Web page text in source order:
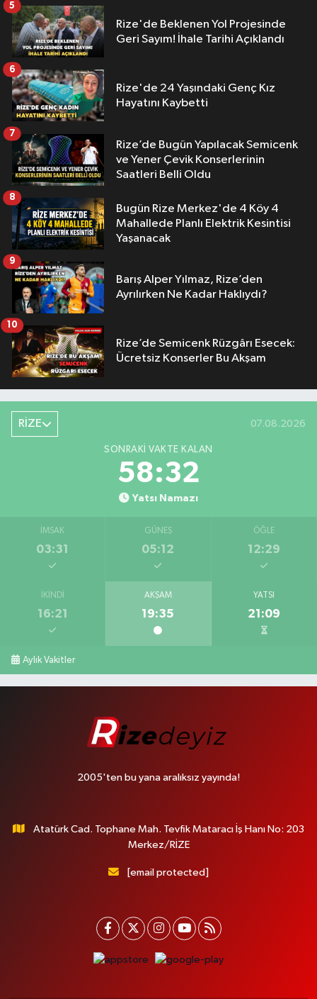
Rize'de Beklenen Yol Projesinde
Geri Sayım! İhale Tarihi Açıklandı
5
Rize'de 24 Yaşındaki Genç Kız
Hayatını Kaybetti
6
Rize’de Bugün Yapılacak Semicenk
ve Yener Çevik Konserlerinin
Saatleri Belli Oldu
7
Bugün Rize Merkez'de 4 Köy 4
Mahallede Planlı Elektrik Kesintisi
Yaşanacak
8
Barış Alper Yılmaz, Rize’den
Ayrılırken Ne Kadar Haklıydı?
9
Rize’de Semicenk Rüzgârı Esecek:
Ücretsiz Konserler Bu Akşam
10
RİZE 07.08.2026
SONRAKI VAKTE KALAN
58:32
Yatsı Namazı
İMSAK
03:31
GÜNEŞ
05:12
ÖĞLE
12:29
İKINDI
16:21
AKŞAM
19:35
YATSI
21:09
Aylık Vakitler
2005'ten bu yana aralıksız yayında!
Atatürk Cad. Tophane Mah. Tevfik Mataracı İş Hanı No: 203
Merkez/RİZE
[email protected]